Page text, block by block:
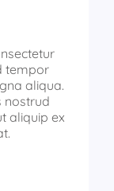
tempor
aliqua.
nostrud
aliquip ex